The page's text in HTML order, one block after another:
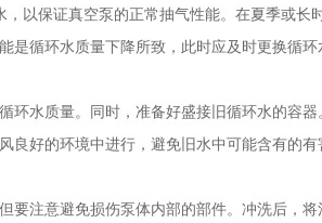
证真空泵的正常抽气性能。在夏季或长
循环水质量下降所致，此时应及时更换循环
水质量。同时，准备好盛接旧循环水的容器
的环境中进行，避免旧水中可能含有的有
注意避免损伤泵体内部的部件。冲洗后，将